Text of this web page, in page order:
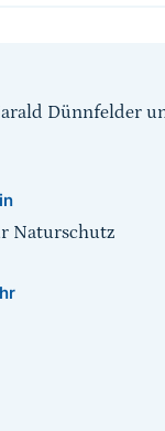
Dünnfelder
Naturschutz